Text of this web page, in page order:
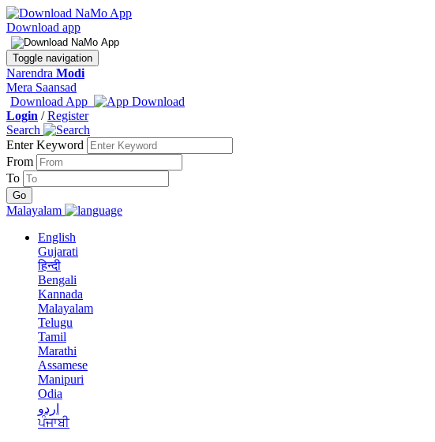
Download app
Toggle navigation
Narendra Modi
Mera Saansad
Download App
Login /Register
Search
Enter Keyword
From
To
Malayalam
English
Gujarati
हिन्दी
Bengali
Kannada
Malayalam
Telugu
Tamil
Marathi
Assamese
Manipuri
Odia
اردو
ਪੰਜਾਬੀ